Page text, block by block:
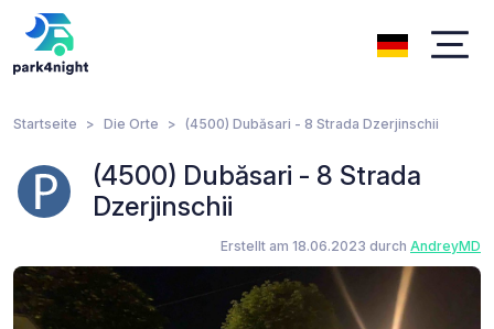
Startseite Die Orte (4500) Dubăsari - 8 Strada Dzerjinschii
(4500) Dubăsari - 8 Strada
Dzerjinschii
Erstellt am 18.06.2023 durch AndreyMD